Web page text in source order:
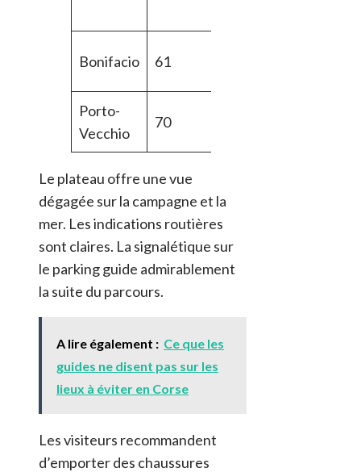
Bonifacio 61
Porto-
Vecchio
70
Le plateau offre une vue
dégagée sur la campagne et la
mer. Les indications routières
sont claires. La signalétique sur
le parking guide admirablement
la suite du parcours.
A lire également : Ce que les
guides ne disent pas sur les
lieux à éviter en Corse
Les visiteurs recommandent
d’emporter des chaussures